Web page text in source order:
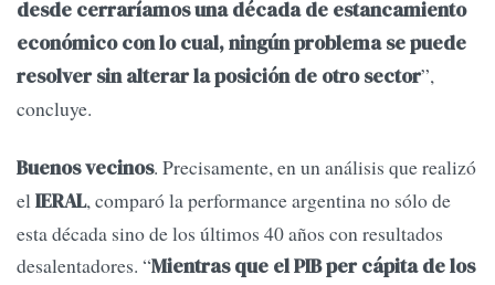
desde cerraríamos una década de estancamiento
económico con lo cual, ningún problema se puede
resolver sin alterar la posición de otro sector”,
concluye.
Buenos vecinos. Precisamente, en un análisis que realizó
elIERAL, comparó la performance argentina no sólo de
esta década sino de los últimos 40 años con resultados
desalentadores. “Mientras que el PIB per cápita de los